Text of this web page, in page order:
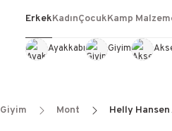
Erkek
Ayakkabı Giyim
KadınÇocukKamp
Giyim Mont Helly